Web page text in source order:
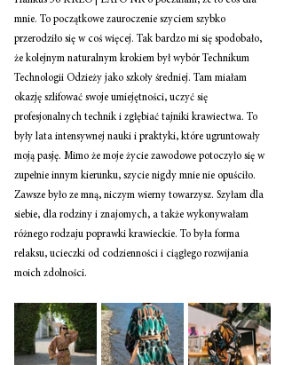
mnie. To początkowe zauroczenie szyciem szybko
przerodziło się w coś więcej. Tak bardzo mi się spodobało,
że kolejnym naturalnym krokiem był wybór Technikum
Technologii Odzieży jako szkoły średniej. Tam miałam
okazję szlifować swoje umiejętności, uczyć się
profesjonalnych technik i zgłębiać tajniki krawiectwa. To
były lata intensywnej nauki i praktyki, które ugruntowały
moją pasję. Mimo że moje życie zawodowe potoczyło się w
zupełnie innym kierunku, szycie nigdy mnie nie opuściło.
Zawsze było ze mną, niczym wierny towarzysz. Szyłam dla
siebie, dla rodziny i znajomych, a także wykonywałam
różnego rodzaju poprawki krawieckie. To była forma
relaksu, ucieczki od codzienności i ciągłego rozwijania
moich zdolności.